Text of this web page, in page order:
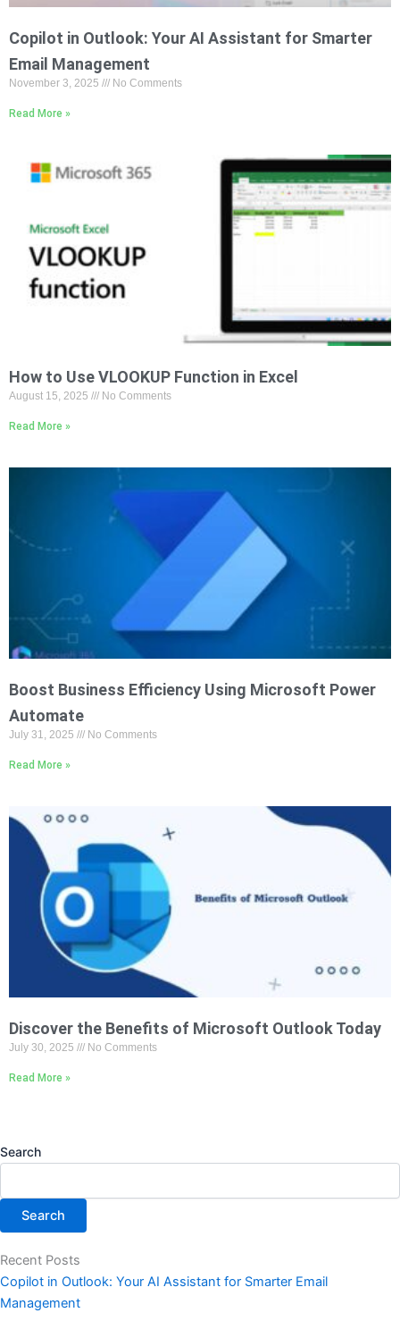
Copilot in Outlook: Your AI Assistant for Smarter
Email Management
November 3, 2025 No Comments
Read More »
How to Use VLOOKUP Function in Excel
August 15, 2025 No Comments
Read More »
Boost Business Efficiency Using Microsoft Power
Automate
July 31, 2025 No Comments
Read More »
Discover the Benefits of Microsoft Outlook Today
July 30, 2025 No Comments
Read More »
Search
Search
Recent Posts
Copilot in Outlook: Your AI Assistant for Smarter Email
Management